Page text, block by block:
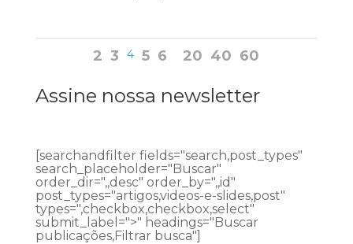
2 3 4 5 6 20 40 60
Assine nossa newsletter
[searchandfilter fields="search,post_types"
search_placeholder="Buscar"
order_dir=",,desc" order_by=",,id"
post_types="artigos,videos-e-slides,post"
types=",checkbox,checkbox,select"
submit_label=">" headings="Buscar
publicações,Filtrar busca"]